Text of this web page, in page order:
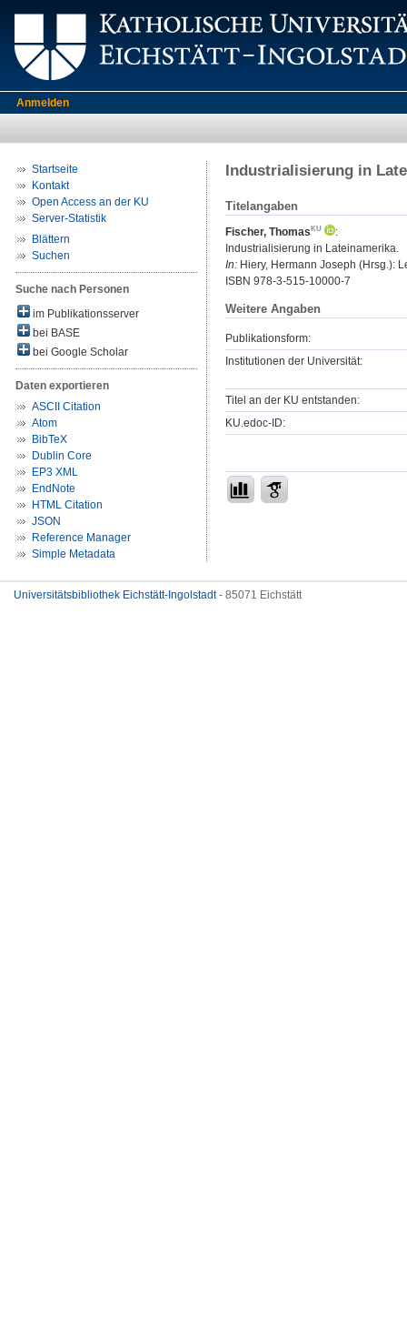
Anmelden
Startseite
Kontakt
Open Access an der KU
Server-Statistik
Blättern
Suchen
Suche nach Personen
im Publikationsserver
bei BASE
bei Google Scholar
Daten exportieren
ASCII Citation
Atom
BibTeX
Dublin Core
EP3 XML
EndNote
HTML Citation
JSON
Reference Manager
Simple Metadata
Industrialisierung in
Titelangaben
Fischer, Thomas
:
Industrialisierung in Lateinamerika.
In: Hiery, Hermann Joseph (Hrsg.):
ISBN 978-3-515-10000-7
Weitere Angaben
Publikationsform:
Institutionen der Universität:
Titel an der KU entstanden:
KU.edoc-ID:
Universitätsbibliothek Eichstätt-Ingolstadt- 85071 Eichstätt